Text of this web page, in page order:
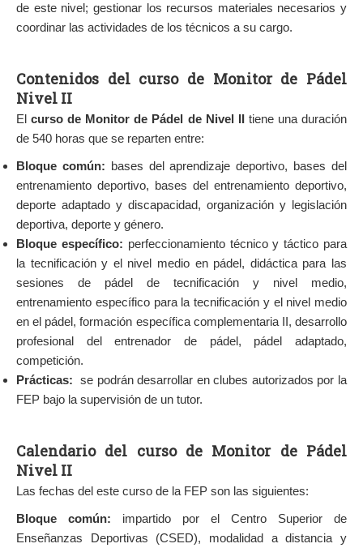
de este nivel; gestionar los recursos materiales necesarios y
coordinar las actividades de los técnicos a su cargo.
Contenidos del curso de Monitor de Pádel
Nivel II
Elcurso de Monitor de Pádel de Nivel II tiene una duración
de 540 horas que se reparten entre:
Bloque común: bases del aprendizaje deportivo, bases del
entrenamiento deportivo, bases del entrenamiento deportivo,
deporte adaptado y discapacidad, organización y legislación
deportiva, deporte y género.
Bloque específico: perfeccionamiento técnico y táctico para
la tecnificación y el nivel medio en pádel, didáctica para las
sesiones de pádel de tecnificación y nivel medio,
entrenamiento específico para la tecnificación y el nivel medio
en el pádel, formación específica complementaria II, desarrollo
profesional del entrenador de pádel, pádel adaptado,
competición.
Prácticas: se podrán desarrollar en clubes autorizados por la
FEP bajo la supervisión de un tutor.
Calendario del curso de Monitor de Pádel
Nivel II
Las fechas del este curso de la FEP son las siguientes:
Bloque común: impartido por el Centro Superior de
Enseñanzas Deportivas (CSED), modalidad a distancia y